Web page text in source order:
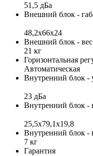
51,5 дБа
Внешний блок -
48,2x66x24
Внешний блок - вес
21 кг
Горизонтальная
Автоматическая
Внутренний блок -
23 дБа
Внутренний блок
25,5x79,1x19,8
Внутренний блок -
7 кг
Гарантия